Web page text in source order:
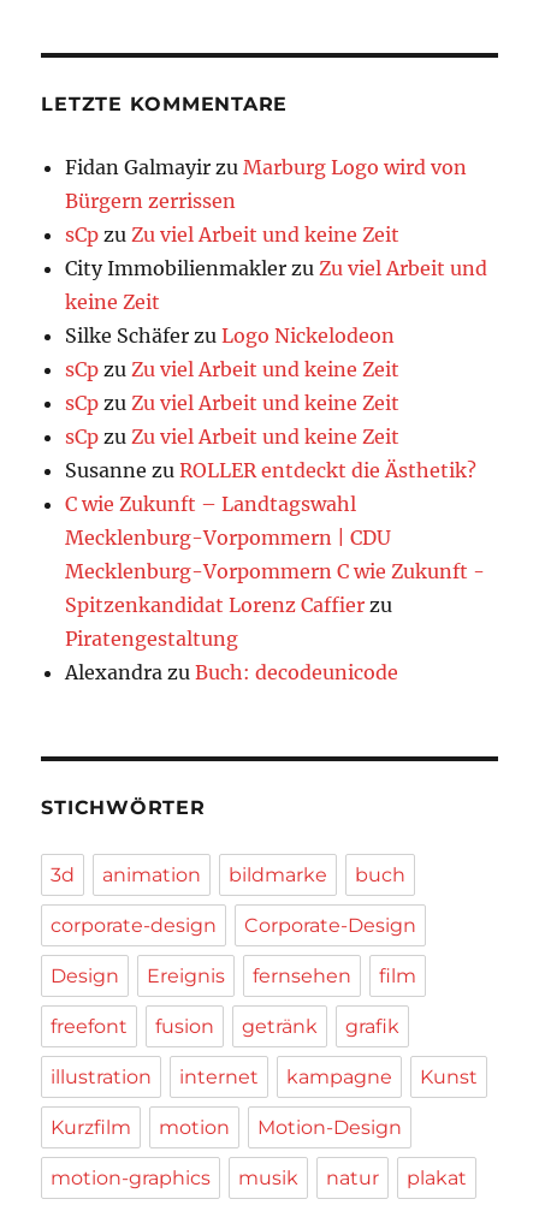
LETZTE KOMMENTARE
Fidan Galmayir zuMarburg Logo wird von
Bürgern zerrissen
sCp zuZu viel Arbeit und keine Zeit
City Immobilienmakler zuZu viel Arbeit und
keine Zeit
Silke Schäfer zuLogo Nickelodeon
sCp zuZu viel Arbeit und keine Zeit
sCp zuZu viel Arbeit und keine Zeit
sCp zuZu viel Arbeit und keine Zeit
Susanne zuROLLER entdeckt die Ästhetik?
C wie Zukunft – Landtagswahl
Mecklenburg-Vorpommern | CDU
Mecklenburg-Vorpommern C wie Zukunft -
Spitzenkandidat Lorenz Caffier zu
Piratengestaltung
Alexandra zuBuch: decodeunicode
STICHWÖRTER
3d animation bildmarke buch
corporate-design Corporate-Design
Design Ereignis fernsehen film
freefont fusion getränk grafik
illustration internet kampagne Kunst
Kurzfilm motion Motion-Design
motion-graphics musik natur plakat